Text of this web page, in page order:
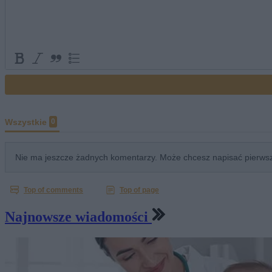
Najnowsze wiadomości